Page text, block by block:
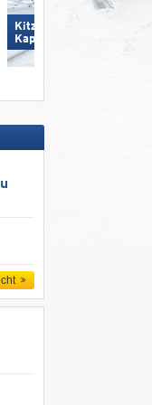
Kitzsteinhorn/​Maiskogel -
Kaprun